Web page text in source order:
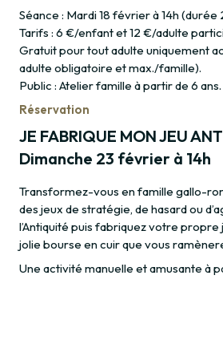
Séance : Mardi 18 février à 14h (durée
Tarifs : 6 €/enfant et 12 €/adulte
Gratuit pour tout adulte uniquement
adulte obligatoire et max./famille).
Public : Atelier famille à partir de 6 ans.
Réservation
JE FABRIQUE MON JEU
Dimanche 23 février à 14h
Transformez-vous en famille gallo-
des jeux de stratégie, de hasard ou
l’Antiquité puis fabriquez votre propre
jolie bourse en cuir que vous
Une activité manuelle et amusante à